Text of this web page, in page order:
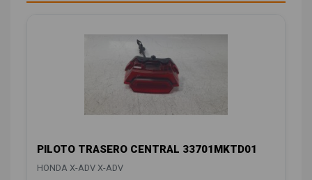
PILOTO TRASERO CENTRAL 33701MKTD01
HONDA X-ADV X-ADV